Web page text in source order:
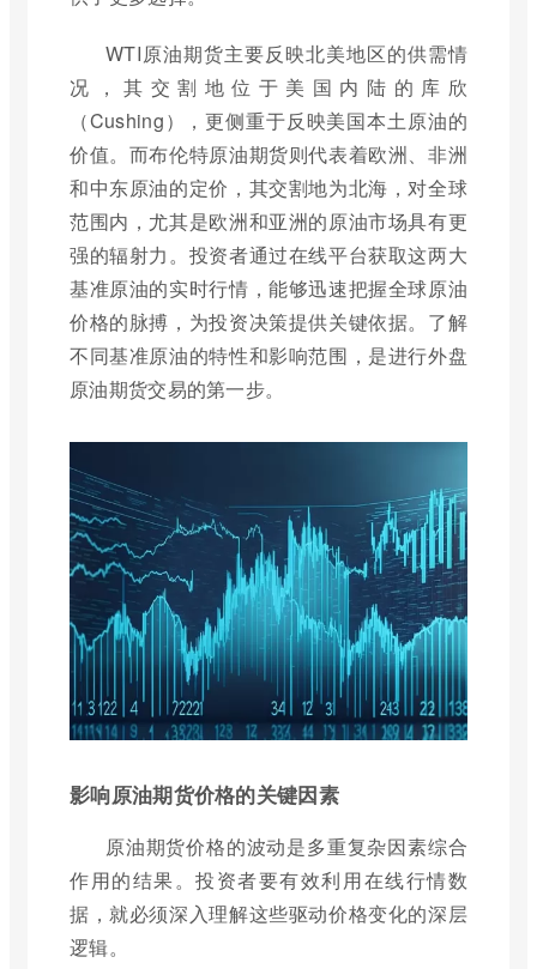
WTI原油期货主要反映北美地区的供需情
况，其交割地位于美国内陆的库欣
（Cushing），更侧重于反映美国本土原油的
价值。而布伦特原油期货则代表着欧洲、非洲
和中东原油的定价，其交割地为北海，对全球
范围内，尤其是欧洲和亚洲的原油市场具有更
强的辐射力。投资者通过在线平台获取这两大
基准原油的实时行情，能够迅速把握全球原油
价格的脉搏，为投资决策提供关键依据。了解
不同基准原油的特性和影响范围，是进行外盘
原油期货交易的第一步。
影响原油期货价格的关键因素
原油期货价格的波动是多重复杂因素综合
作用的结果。投资者要有效利用在线行情数
据，就必须深入理解这些驱动价格变化的深层
逻辑。